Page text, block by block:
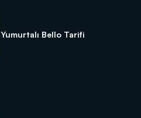
Yumurtalı Bello Tarifi